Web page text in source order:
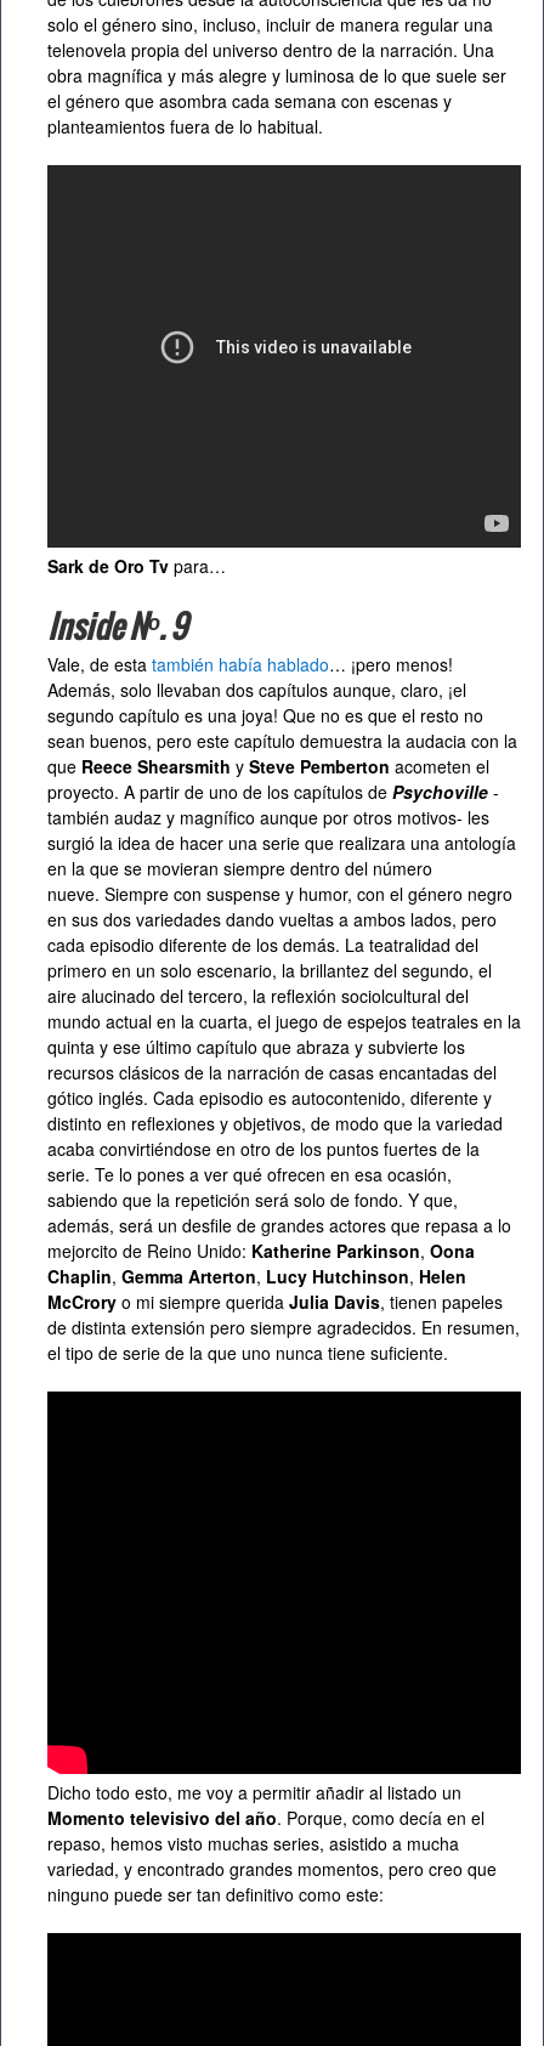
solo el género sino, incluso, incluir de manera regular una
telenovela propia del universo dentro de la narración. Una
obra magnífica y más alegre y luminosa de lo que suele ser
el género que asombra cada semana con escenas y
planteamientos fuera de lo habitual.
Sark de Oro Tv para…
Inside Nº. 9
Vale, de esta también había hablado… ¡pero menos!
Además, solo llevaban dos capítulos aunque, claro, ¡el
segundo capítulo es una joya! Que no es que el resto no
sean buenos, pero este capítulo demuestra la audacia con la
que Reece Shearsmith y Steve Pemberton acometen el
proyecto. A partir de uno de los capítulos de Psychoville -
también audaz y magnífico aunque por otros motivos- les
surgió la idea de hacer una serie que realizara una antología
en la que se movieran siempre dentro del número
nueve. Siempre con suspense y humor, con el género negro
en sus dos variedades dando vueltas a ambos lados, pero
cada episodio diferente de los demás. La teatralidad del
primero en un solo escenario, la brillantez del segundo, el
aire alucinado del tercero, la reflexión sociolcultural del
mundo actual en la cuarta, el juego de espejos teatrales en la
quinta y ese último capítulo que abraza y subvierte los
recursos clásicos de la narración de casas encantadas del
gótico inglés. Cada episodio es autocontenido, diferente y
distinto en reflexiones y objetivos, de modo que la variedad
acaba convirtiéndose en otro de los puntos fuertes de la
serie. Te lo pones a ver qué ofrecen en esa ocasión,
sabiendo que la repetición será solo de fondo. Y que,
además, será un desfile de grandes actores que repasa a lo
mejorcito de Reino Unido: Katherine Parkinson, Oona
Chaplin, Gemma Arterton, Lucy Hutchinson, Helen
McCrory o mi siempre querida Julia Davis, tienen papeles
de distinta extensión pero siempre agradecidos. En resumen,
el tipo de serie de la que uno nunca tiene suficiente.
Dicho todo esto, me voy a permitir añadir al listado un
Momento televisivo del año. Porque, como decía en el
repaso, hemos visto muchas series, asistido a mucha
variedad, y encontrado grandes momentos, pero creo que
ninguno puede ser tan definitivo como este: